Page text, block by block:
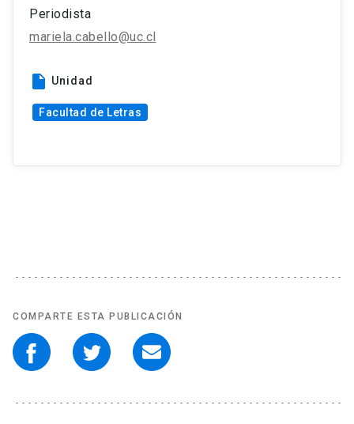
Periodista
mariela.cabello@uc.cl
insert_drive_file Unidad
Facultad de Letras
COMPARTE ESTA PUBLICACIÓN